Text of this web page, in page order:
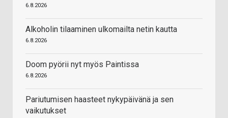
6.8.2026
Alkoholin tilaaminen ulkomailta netin kautta
6.8.2026
Doom pyörii nyt myös Paintissa
6.8.2026
Pariutumisen haasteet nykypäivänä ja sen
vaikutukset